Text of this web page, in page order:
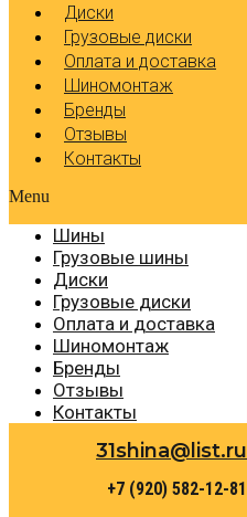
Диски
Грузовые диски
Оплата и доставка
Шиномонтаж
Бренды
Отзывы
Контакты
Menu
Шины
Грузовые шины
Диски
Грузовые диски
Оплата и доставка
Шиномонтаж
Бренды
Отзывы
Контакты
31shina@list.ru
+7 (920) 582-12-81